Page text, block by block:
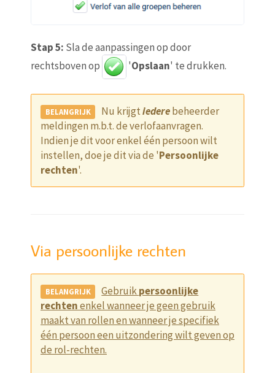
Stap 5: Sla de aanpassingen op door
rechtsboven op
'Opslaan' te drukken.
Nu krijgtiederebeheerder
meldingen m.b.t. de verlofaanvragen.
Indien je dit voor enkel één persoon wilt
instellen, doe je dit via de 'Persoonlijke
rechten'.
Via persoonlijke rechten
Gebruikpersoonlijke
rechtenenkel wanneer je geen gebruik
maakt van rollen en wanneer je specifiek
één persoon een uitzondering wilt geven op
de rol-rechten.